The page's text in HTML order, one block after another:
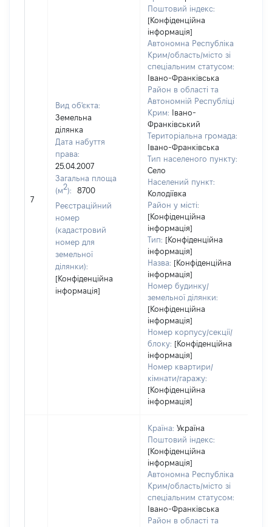
7
Вид об'єкта:
Земельна
ділянка
Дата набуття
права:
25.04.2007
Загальна площа
(м2):
8700
Реєстраційний
номер
(кадастровий
номер для
земельної
ділянки):
[Конфіденційна
інформація]
Поштовий індекс:
[Конфіденційна
інформація]
Автономна Республіка
Крим/область/місто зі
спеціальним статусом:
Івано-Франківська
Район в області та
Автономній Республіці
Крим:
Івано-
Франківський
Територіальна громада:
Івано-Франківська
Тип населеного пункту:
Село
Населений пункт:
Колодіївка
Район у місті:
[Конфіденційна
інформація]
Тип: [Конфіденційна
інформація]
Назва: [Конфіденційна
інформація]
Номер будинку/
земельної ділянки:
[Конфіденційна
інформація]
Номер корпусу/секції/
блоку: [Конфіденційна
інформація]
Номер квартири/
кімнати/гаражу:
[Конфіденційна
інформація]
Країна: Україна
Поштовий індекс:
[Конфіденційна
інформація]
Автономна Республіка
Крим/область/місто зі
спеціальним статусом:
Івано-Франківська
Район в області та